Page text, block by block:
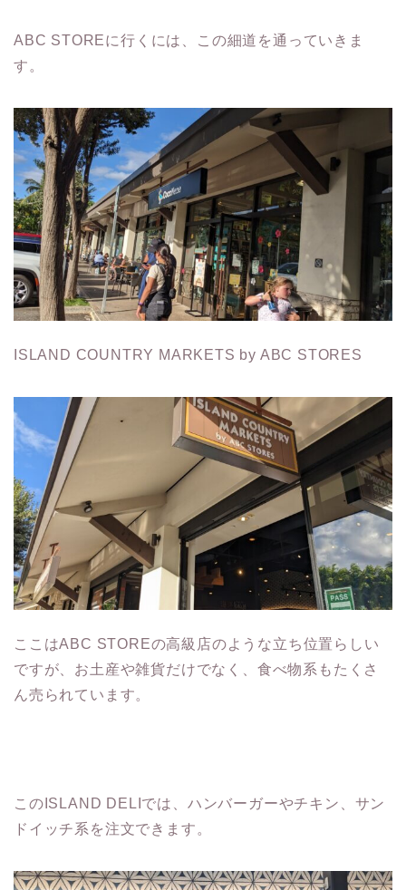
ABC STOREに行くには、この細道を通っていきま
す。
ISLAND COUNTRY MARKETS by ABC STORES
ここはABC STOREの高級店のような立ち位置らしい
ですが、お土産や雑貨だけでなく、食べ物系もたくさ
ん売られています。
このISLAND DELIでは、ハンバーガーやチキン、サン
ドイッチ系を注文できます。